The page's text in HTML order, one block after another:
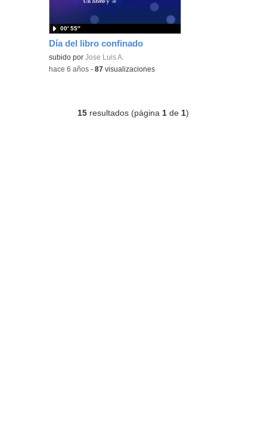
Día del libro confinado
subido porJose Luis A.
00′ 55″
-hace 6 años -87 visualizaciones
15 resultados (página 1 de 1)